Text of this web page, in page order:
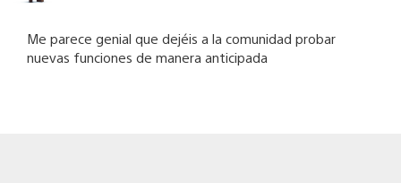
Me parece genial que dejéis a la comunidad probar
nuevas funciones de manera anticipada